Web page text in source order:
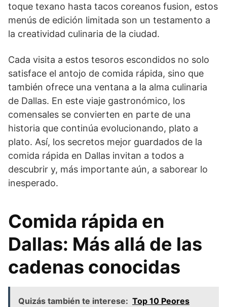
toque texano hasta tacos coreanos fusion, estos
menús de edición limitada son un testamento a
la creatividad culinaria de la ciudad.
Cada visita a estos tesoros escondidos no solo
satisface el antojo de comida rápida, sino que
también ofrece una ventana a la alma culinaria
de Dallas. En este viaje gastronómico, los
comensales se convierten en parte de una
historia que continúa evolucionando, plato a
plato. Así, los secretos mejor guardados de la
comida rápida en Dallas invitan a todos a
descubrir y, más importante aún, a saborear lo
inesperado.
Comida rápida en
Dallas: Más allá de las
cadenas conocidas
Quizás también te interese: Top 10 Peores